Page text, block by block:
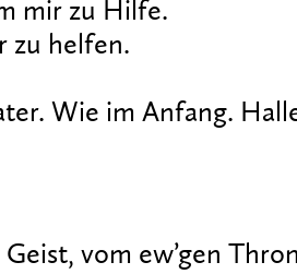
mir zu Hilfe.
zu helfen.
Wie im Anfang.
Geist, vom ew’gen